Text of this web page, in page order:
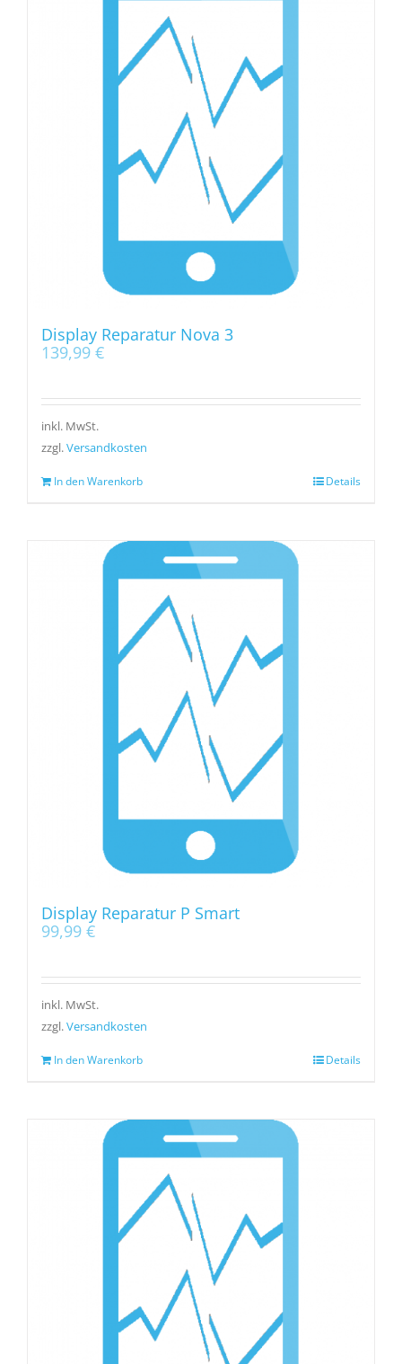
Display Reparatur Nova 3
139,99 €
inkl. MwSt.
zzgl.Versandkosten
In den Warenkorb Details
Display Reparatur P Smart
99,99 €
inkl. MwSt.
zzgl.Versandkosten
In den Warenkorb Details